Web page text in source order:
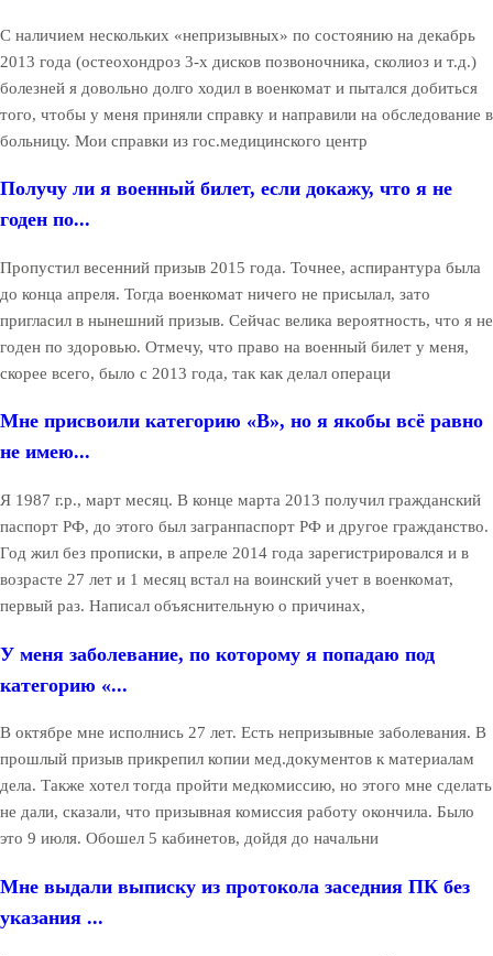
С наличием нескольких «непризывных» по состоянию на декабрь
2013 года (остеохондроз 3-х дисков позвоночника, сколиоз и т.д.)
болезней я довольно долго ходил в военкомат и пытался добиться
того, чтобы у меня приняли справку и направили на обследование в
больницу. Мои справки из гос.медицинского центр
Получу ли я военный билет, если докажу, что я не
годен по...
Пропустил весенний призыв 2015 года. Точнее, аспирантура была
до конца апреля. Тогда военкомат ничего не присылал, зато
пригласил в нынешний призыв. Сейчас велика вероятность, что я не
годен по здоровью. Отмечу, что право на военный билет у меня,
скорее всего, было с 2013 года, так как делал операци
Мне присвоили категорию «В», но я якобы всё равно
не имею...
Я 1987 г.р., март месяц. В конце марта 2013 получил гражданский
паспорт РФ, до этого был загранпаспорт РФ и другое гражданство.
Год жил без прописки, в апреле 2014 года зарегистрировался и в
возрасте 27 лет и 1 месяц встал на воинский учет в военкомат,
первый раз. Написал объяснительную о причинах,
У меня заболевание, по которому я попадаю под
категорию «...
В октябре мне исполнись 27 лет. Есть непризывные заболевания. В
прошлый призыв прикрепил копии мед.документов к материалам
дела. Также хотел тогда пройти медкомиссию, но этого мне сделать
не дали, сказали, что призывная комиссия работу окончила. Было
это 9 июля. Обошел 5 кабинетов, дойдя до начальни
Мне выдали выписку из протокола заседния ПК без
указания ...